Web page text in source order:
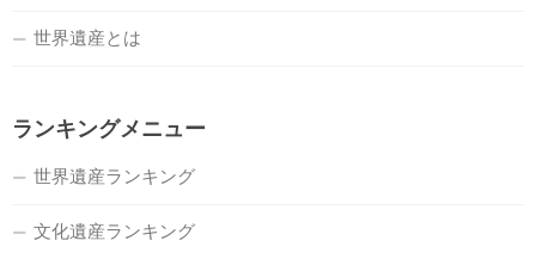
世界遺産とは
ランキングメニュー
世界遺産ランキング
文化遺産ランキング